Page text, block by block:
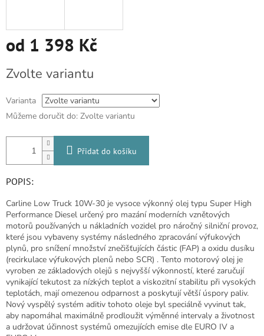
od 1 398 Kč
cena:
Zvolte variantu
Varianta
Můžeme doručit do: Zvolte variantu
Přidat do košíku
POPIS:
Carline Low Truck 10W-30 je vysoce výkonný olej typu Super High
Performance Diesel určený pro mazání moderních vznětových
motorů používaných u nákladních vozidel pro náročný silniční provoz,
které jsou vybaveny systémy následného zpracování výfukových
plynů, pro snížení množství znečišťujících částic (FAP) a oxidu dusíku
(recirkulace výfukových plenů nebo SCR) . Tento motorový olej je
vyroben ze základových olejů s nejvyšší výkonností, které zaručují
vynikající tekutost za nízkých teplot a viskozitní stabilitu při vysokých
teplotách, mají omezenou odparnost a poskytují větší úspory paliv.
Nový vyspělý systém aditiv tohoto oleje byl speciálně vyvinut tak,
aby napomáhal maximálně prodloužit výměnné intervaly a životnost
a udržovat účinnost systémů omezujících emise dle EURO IV a